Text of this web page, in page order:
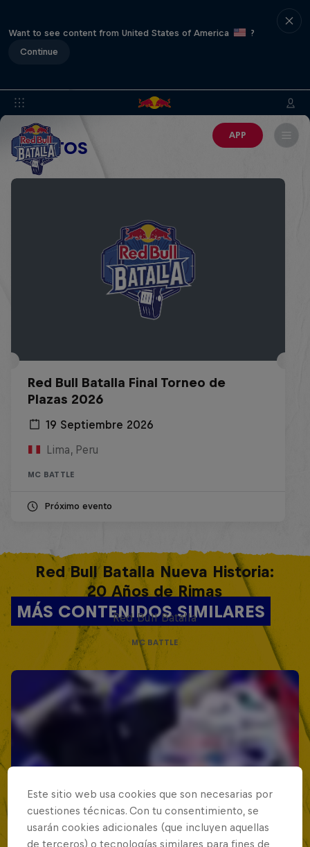
Want to see content from United States of America
?
Continue
APP
EVENTOS
Red Bull Batalla Final Torneo de
Plazas 2026
19 Septiembre 2026
Lima, Peru
MC BATTLE
Próximo evento
MÁS CONTENIDOS SIMILARES
Red Bull Batalla Nueva Historia:
20 Años de Rimas
Red Bull Batalla
MC BATTLE
Este sitio web usa cookies que son necesarias por
cuestiones técnicas. Con tu consentimiento, se
usarán cookies adicionales (que incluyen aquellas
de terceros) o tecnologías similares para fines de